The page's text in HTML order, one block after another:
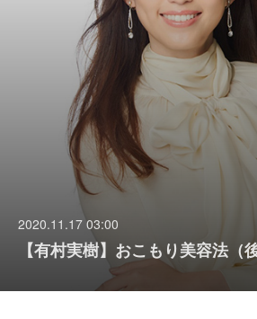
2020.11.17 03:00
【有村実樹】おこもり美容法（